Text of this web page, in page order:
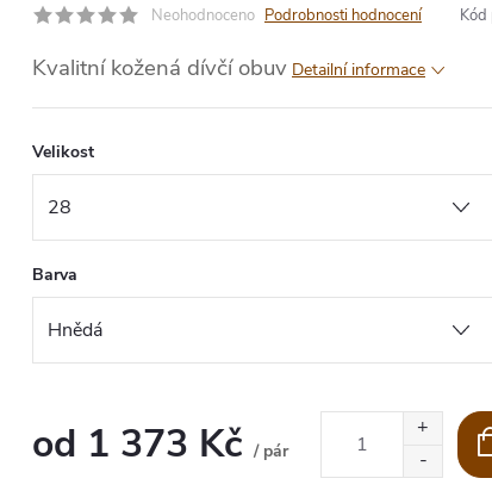
Neohodnoceno Podrobnosti hodnocení
Kvalitní kožená dívčí obuv Detailní informace
Velikost
Barva
od 1 373 Kč / pár